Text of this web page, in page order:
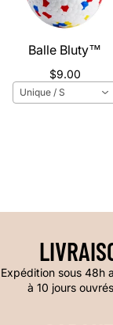
Balle Bluty™️
$9.00
Unique / S
Expédition sous 48h
à 10 jours